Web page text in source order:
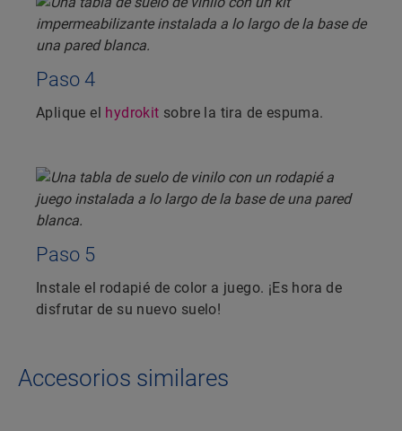
Paso 4
Aplique el hydrokit sobre la tira de espuma.
Paso 5
Instale el rodapié de color a juego. ¡Es hora de
disfrutar de su nuevo suelo!
Accesorios similares